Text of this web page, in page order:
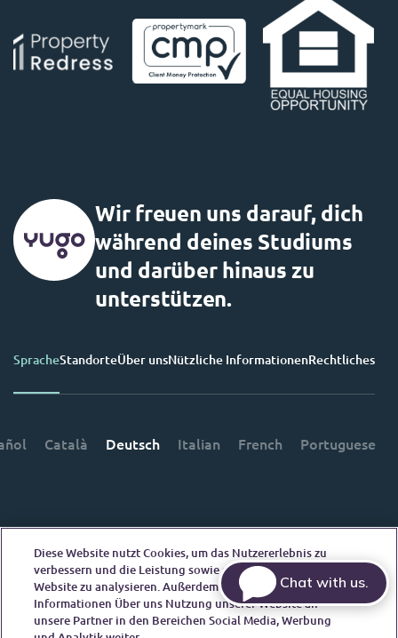
Wir freuen uns darauf, dich
während deines Studiums
und darüber hinaus zu
unterstützen.
SpracheStandorteÜber unsNützliche InformationenRechtliches
Català Deutsch Italian French Portuguese
Kontakt
Diese Website nutzt Cookies, um das Nutzererlebnis zu
verbessern und die Leistung sowie den Traffic auf unserer
Website zu analysieren. Außerdem geben wir
Informationen Über uns Nutzung unserer Website an
unsere Partner in den Bereichen Social Media, Werbung
Chat with us.